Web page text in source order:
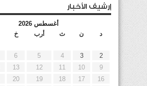
إرشيف الأخبار
أغسطس 2026
د
ن ث أرب خ
2
3
4
5
6
9
10
11
12
13
16
17
18
19
20